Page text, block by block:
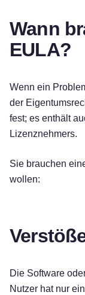
Wann
EULA?
Wenn ein
der
fest; es enthält
Lizenznehmers.
Sie brauchen
wollen:
Die Software
Nutzer hat nur